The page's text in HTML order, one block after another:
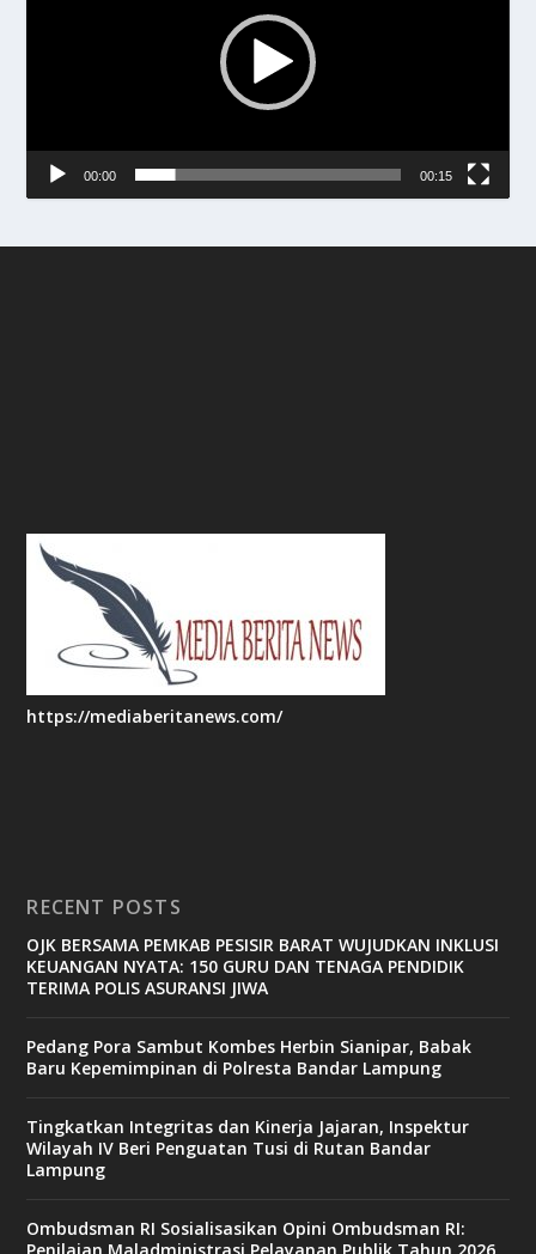
00:00 00:15
https://mediaberitanews.com/
RECENT POSTS
OJK BERSAMA PEMKAB PESISIR BARAT WUJUDKAN INKLUSI
KEUANGAN NYATA: 150 GURU DAN TENAGA PENDIDIK
TERIMA POLIS ASURANSI JIWA
Pedang Pora Sambut Kombes Herbin Sianipar, Babak
Baru Kepemimpinan di Polresta Bandar Lampung
Tingkatkan Integritas dan Kinerja Jajaran, Inspektur
Wilayah IV Beri Penguatan Tusi di Rutan Bandar
Lampung
Ombudsman RI Sosialisasikan Opini Ombudsman RI: